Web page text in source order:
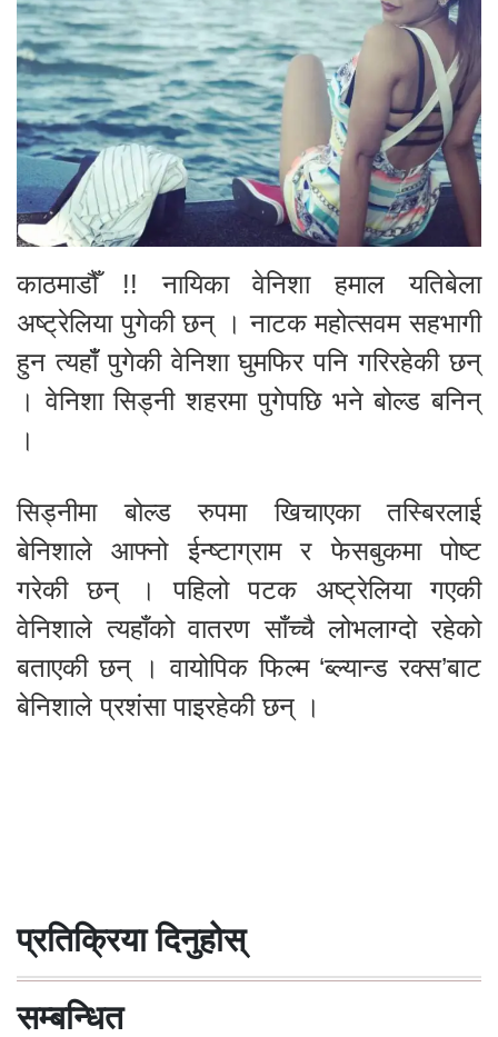
काठमाडौँ !! नायिका वेनिशा हमाल यतिबेला
अष्ट्रेलिया पुगेकी छन् । नाटक महोत्सवम सहभागी
हुन त्यहाँँ पुगेकी वेनिशा घुमफिर पनि गरिरहेकी छन्
। वेनिशा सिड्नी शहरमा पुगेपछि भने बोल्ड बनिन्
।
सिड्नीमा बोल्ड रुपमा खिचाएका तस्बिरलाई
बेनिशाले आफ्नो ईन्ष्टाग्राम र फेसबुकमा पोष्ट
गरेकी छन् । पहिलो पटक अष्ट्रेलिया गएकी
वेनिशाले त्यहाँको वातरण साँच्चै लोभलाग्दो रहेको
बताएकी छन् । वायोपिक फिल्म ‘ब्ल्यान्ड रक्स’बाट
बेनिशाले प्रशंसा पाइरहेकी छन् ।
प्रतिक्रिया दिनुहोस्
सम्बन्धित